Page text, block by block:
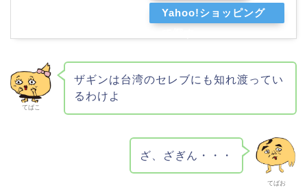
Yahoo!ショッピング
てばこ
ザギンは台湾のセレブにも知れ渡ってい
るわけよ
てばお
ざ、ざぎん・・・